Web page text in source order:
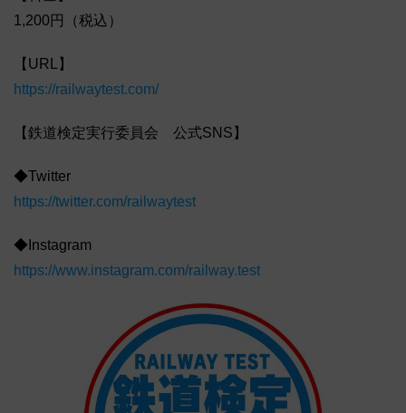
1,200円（税込）
【URL】
https://railwaytest.com/
【鉄道検定実行委員会 公式SNS】
◆Twitter
https://twitter.com/railwaytest
◆Instagram
https://www.instagram.com/railway.test